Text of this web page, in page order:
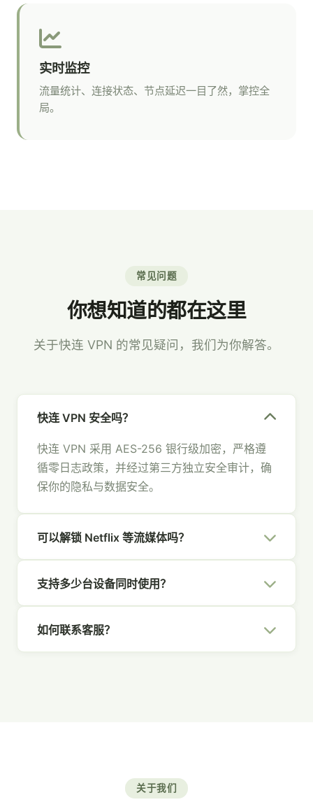
实时监控
流量统计、连接状态、节点延迟一目了然，掌控全
局。
常见问题
你想知道的都在这里
关于快连 VPN 的常见疑问，我们为你解答。
快连 VPN 安全吗？
快连 VPN 采用 AES-256 银行级加密，严格遵
循零日志政策，并经过第三方独立安全审计，确
保你的隐私与数据安全。
可以解锁 Netflix 等流媒体吗？
支持 Netflix、Hulu、Disney+、YouTube 等主
流平台，畅享全球内容。
支持多少台设备同时使用？
盖你的所有设备，全家共享安全网络。
如何联系客服？
关于我们